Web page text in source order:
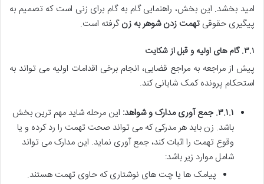
امید بخشد. این بخش، راهنمایی گام به گام برای زنی است که تصمیم به
پیگیری حقوقی تهمت زدن شوهر به زنگرفته است.
۳.۱. گام های اولیه و قبل از شکایت
پیش از مراجعه به مراجع قضایی، انجام برخی اقدامات اولیه می تواند به
استحکام پرونده کمک شایانی کند.
۳.۱.۱. جمع آوری مدارک و شواهد:
این مرحله شاید مهم ترین بخش
باشد. زن باید هر مدرکی که می تواند صحت تهمت را رد کرده و یا
وقوع تهمت را اثبات کند، جمع آوری نماید. این مدارک می تواند
شامل موارد زیر باشد:
پیامک ها یا چت های نوشتاری که حاوی تهمت هستند.